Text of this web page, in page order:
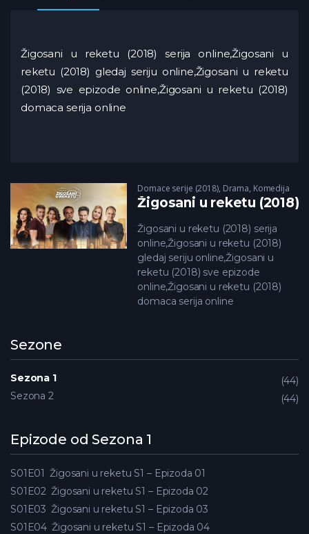
Žigosani u reketu (2018) serija online,Žigosani u
reketu (2018) gledaj seriju online,Žigosani u reketu
(2018) sve epizode online,Žigosani u reketu (2018)
domaca serija online
Domace serije (2018), Drama, Komedija
Žigosani u reketu (2018)
Žigosani u reketu (2018) serija
online,Žigosani u reketu (2018)
gledaj seriju online,Žigosani u
reketu (2018) sve epizode
online,Žigosani u reketu (2018)
domaca serija online
Sezone
Sezona 1
44
Sezona 2
44
Epizode od Sezona 1
S01E01 Žigosani u reketu S1 – Epizoda 01
S01E02 Žigosani u reketu S1 – Epizoda 02
S01E03 Žigosani u reketu S1 – Epizoda 03
S01E04 Žigosani u reketu S1 – Epizoda 04